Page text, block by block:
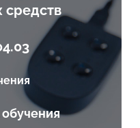
средств